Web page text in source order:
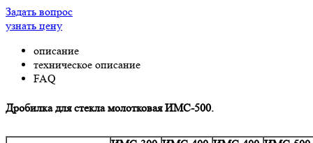
Задать вопрос
узнать цену
описание
техническое описание
FAQ
Дробилка для стекла молотковая ИМС-500.